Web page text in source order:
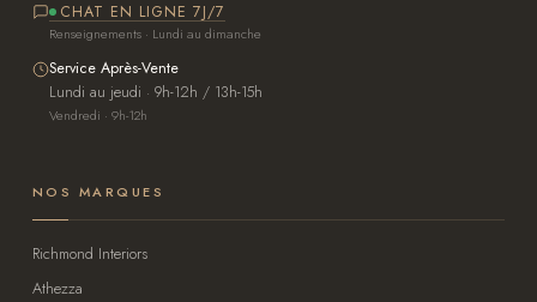
CHAT EN LIGNE 7J/7
Renseignements · Lundi au dimanche
Service Après-Vente
Lundi au jeudi · 9h-12h / 13h-15h
Vendredi · 9h-12h
NOS MARQUES
Richmond Interiors
Athezza